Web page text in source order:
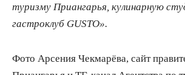
туризму Приангарья, кулинарную
гастроклуб GUSTO».
Фото Арсения Чекмарёва, сайт